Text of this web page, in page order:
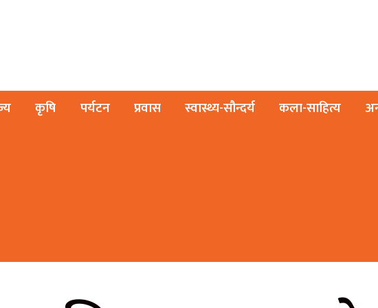
कृषि पर्यटन प्रवास स्वास्थ्य-सौन्दर्य कला-साहित्य